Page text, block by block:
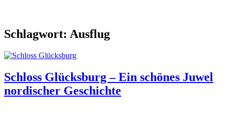
Schlagwort: Ausflug
Schloss Glücksburg – Ein schönes Juwel
nordischer Geschichte